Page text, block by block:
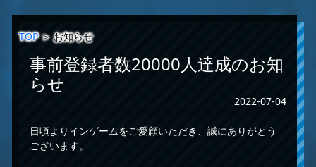
TOP＞お知らせ
事前登録者数20000人達成のお知
らせ
2022-07-04
日頃よりインゲームをご愛顧いただき、誠にありがとう
ございます。